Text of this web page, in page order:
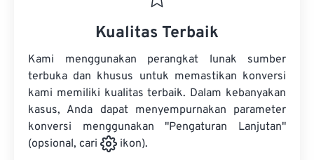
Kualitas Terbaik
Kami menggunakan perangkat lunak sumber
terbuka dan khusus untuk memastikan konversi
kami memiliki kualitas terbaik. Dalam kebanyakan
kasus, Anda dapat menyempurnakan parameter
konversi menggunakan "Pengaturan Lanjutan"
(opsional, cari
ikon).